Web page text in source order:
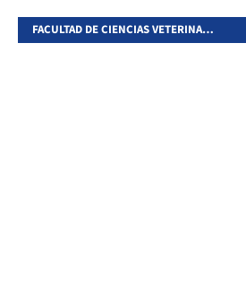
FACULTAD DE CIENCIAS VETERINARIAS